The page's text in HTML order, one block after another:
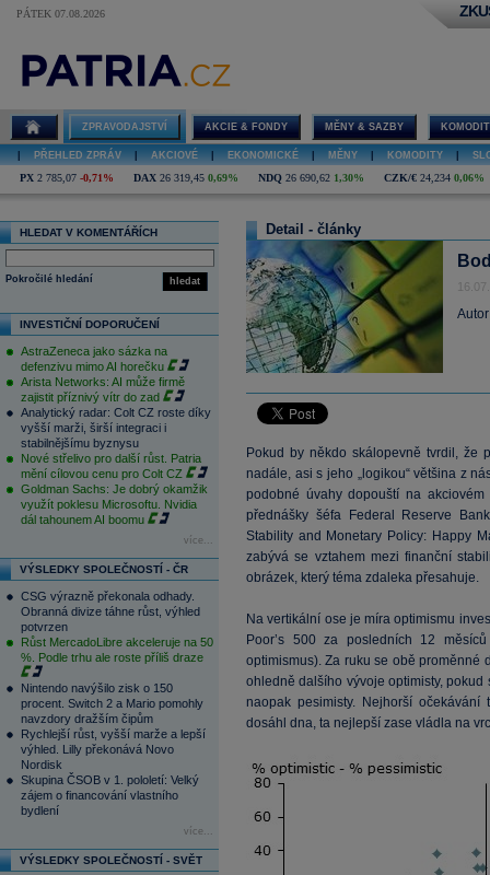
PÁTEK 07.08.2026
ZPRAVODAJSTVÍ AKCIE & FONDY MĚNY & SAZBY
PŘEHLED ZPRÁV AKCIOVÉ EKONOMICKÉ MĚNY KOMODITY
PX 2 785,07 -0,71% DAX 26 319,45 0,69% NDQ 26 690,62 1,30% CZK/€ 24,234 0,06%
HLEDAT V KOMENTÁŘÍCH
hledat
Pokročilé hledání
INVESTIČNÍ DOPORUČENÍ
AstraZeneca jako sázka na
defenzivu mimo AI horečku
Arista Networks: AI může firmě
zajistit příznivý vítr do zad
Analytický radar: Colt CZ roste díky
vyšší marži, širší integraci i
stabilnějšímu byznysu
Nové střelivo pro další růst. Patria
mění cílovou cenu pro Colt CZ
Goldman Sachs: Je dobrý okamžik
využít poklesu Microsoftu. Nvidia
dál tahounem AI boomu
více...
VÝSLEDKY SPOLEČNOSTÍ - ČR
CSG výrazně překonala odhady.
Obranná divize táhne růst, výhled
potvrzen
Růst MercadoLibre akceleruje na 50
%. Podle trhu ale roste příliš draze
Nintendo navýšilo zisk o 150
procent. Switch 2 a Mario pomohly
navzdory dražším čipům
Rychlejší růst, vyšší marže a lepší
výhled. Lilly překonává Novo
Nordisk
Skupina ČSOB v 1. pololetí: Velký
zájem o financování vlastního
bydlení
více...
VÝSLEDKY SPOLEČNOSTÍ - SVĚT
Detail - články
Pokud by někdo skálopevně tvrdil,
nadále, asi s jeho „logikou“ většina z
podobné úvahy dopouští na
přednášky šéfa Federal Reserve
Stability and Monetary Policy: Happy
zabývá se vztahem mezi finanční
obrázek, který téma zdaleka přesahuje.
Na vertikální ose je míra optimismu
Poor’s 500 za posledních 12
optimismus). Za ruku se obě proměnné
ohledně dalšího vývoje optimisty,
naopak pesimisty. Nejhorší
dosáhl dna, ta nejlepší zase vládla na